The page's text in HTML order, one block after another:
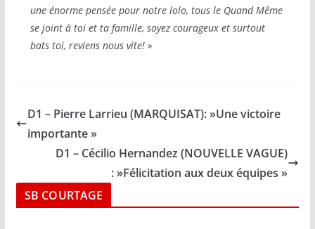
une énorme pensée pour notre lolo, tous le Quand Même
se joint à toi et ta famille, soyez courageux et surtout
bats toi, reviens nous vite! »
D1 – Pierre Larrieu (MARQUISAT): »Une victoire
importante »
D1 – Cécilio Hernandez (NOUVELLE VAGUE)
: »Félicitation aux deux équipes »
SB COURTAGE